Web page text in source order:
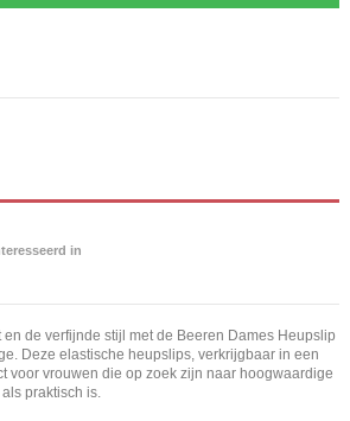
in
de verfijnde stijl met de Beeren Dames Heupslip
Deze elastische heupslips, verkrijgbaar in een
voor vrouwen die op zoek zijn naar hoogwaardige
praktisch is.